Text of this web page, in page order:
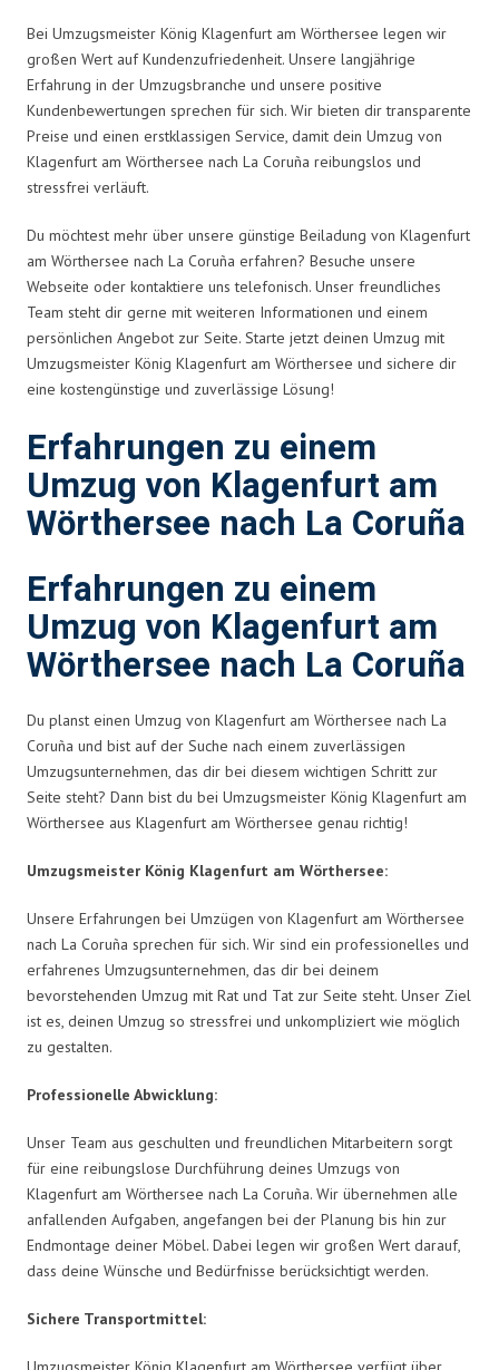
Bei Umzugsmeister König Klagenfurt am Wörthersee legen wir
großen Wert auf Kundenzufriedenheit. Unsere langjährige
Erfahrung in der Umzugsbranche und unsere positive
Kundenbewertungen sprechen für sich. Wir bieten dir transparente
Preise und einen erstklassigen Service, damit dein Umzug von
Klagenfurt am Wörthersee nach La Coruña reibungslos und
stressfrei verläuft.
Du möchtest mehr über unsere günstige Beiladung von Klagenfurt
am Wörthersee nach La Coruña erfahren? Besuche unsere
Webseite oder kontaktiere uns telefonisch. Unser freundliches
Team steht dir gerne mit weiteren Informationen und einem
persönlichen Angebot zur Seite. Starte jetzt deinen Umzug mit
Umzugsmeister König Klagenfurt am Wörthersee und sichere dir
eine kostengünstige und zuverlässige Lösung!
Erfahrungen zu einem
Umzug von Klagenfurt am
Wörthersee nach La Coruña
Erfahrungen zu einem
Umzug von Klagenfurt am
Wörthersee nach La Coruña
Du planst einen Umzug von Klagenfurt am Wörthersee nach La
Coruña und bist auf der Suche nach einem zuverlässigen
Umzugsunternehmen, das dir bei diesem wichtigen Schritt zur
Seite steht? Dann bist du bei Umzugsmeister König Klagenfurt am
Wörthersee aus Klagenfurt am Wörthersee genau richtig!
Umzugsmeister König Klagenfurt am Wörthersee:
Unsere Erfahrungen bei Umzügen von Klagenfurt am Wörthersee
nach La Coruña sprechen für sich. Wir sind ein professionelles und
erfahrenes Umzugsunternehmen, das dir bei deinem
bevorstehenden Umzug mit Rat und Tat zur Seite steht. Unser Ziel
ist es, deinen Umzug so stressfrei und unkompliziert wie möglich
zu gestalten.
Professionelle Abwicklung:
Unser Team aus geschulten und freundlichen Mitarbeitern sorgt
für eine reibungslose Durchführung deines Umzugs von
Klagenfurt am Wörthersee nach La Coruña. Wir übernehmen alle
anfallenden Aufgaben, angefangen bei der Planung bis hin zur
Endmontage deiner Möbel. Dabei legen wir großen Wert darauf,
dass deine Wünsche und Bedürfnisse berücksichtigt werden.
Sichere Transportmittel: